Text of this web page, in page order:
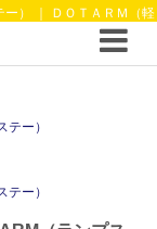
ー） ｜ ＤＯＴＡＲＭ（軽
ーラーから 車中泊/キャ
ー）
ー）